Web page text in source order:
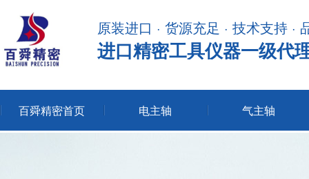
原装进口 · 货源充足 · 技术支持 ·
进口精密工具仪器一级代
百舜精密首页 电主轴 气主轴